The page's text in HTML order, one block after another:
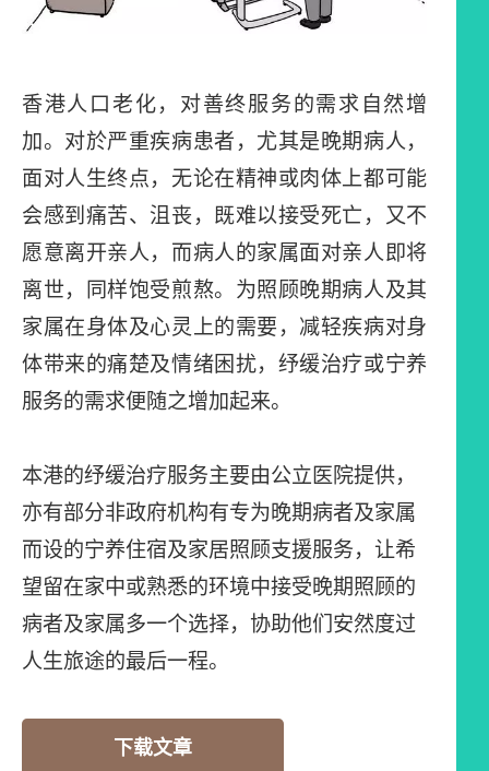
香港人口老化，对善终服务的需求自然增
加。对於严重疾病患者，尤其是晚期病人，
面对人生终点，无论在精神或肉体上都可能
会感到痛苦、沮丧，既难以接受死亡，又不
愿意离开亲人，而病人的家属面对亲人即将
离世，同样饱受煎熬。为照顾晚期病人及其
家属在身体及心灵上的需要，减轻疾病对身
体带来的痛楚及情绪困扰，纾缓治疗或宁养
服务的需求便随之增加起来。
本港的纾缓治疗服务主要由公立医院提供，
亦有部分非政府机构有专为晚期病者及家属
而设的宁养住宿及家居照顾支援服务，让希
望留在家中或熟悉的环境中接受晚期照顾的
病者及家属多一个选择，协助他们安然度过
人生旅途的最后一程。
下载文章